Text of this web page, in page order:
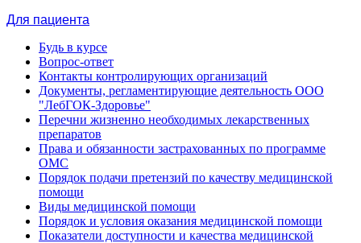
Для пациента
Будь в курсе
Вопрос-ответ
Контакты контролирующих организаций
Документы, регламентирующие деятельность ООО
"ЛебГОК-Здоровье"
Перечни жизненно необходимых лекарственных
препаратов
Права и обязанности застрахованных по программе
ОМС
Порядок подачи претензий по качеству медицинской
помощи
Виды медицинской помощи
Порядок и условия оказания медицинской помощи
Показатели доступности и качества медицинской